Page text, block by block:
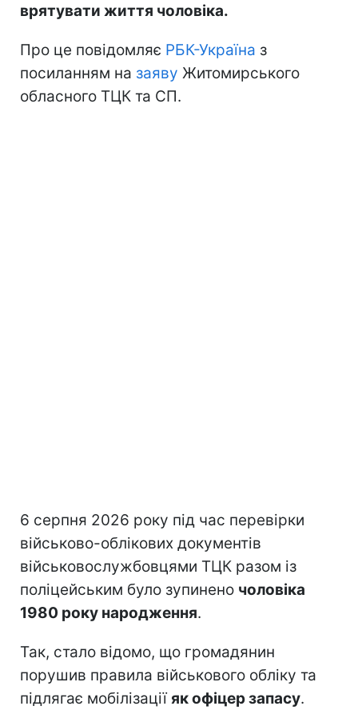
врятувати життя чоловіка.
Про це повідомляє РБК-Україна з
посиланням на заяву Житомирського
обласного ТЦК та СП.
6 серпня 2026 року під час перевірки
військово-облікових документів
військовослужбовцями ТЦК разом із
поліцейським було зупинено чоловіка
1980 року народження.
Так, стало відомо, що громадянин
порушив правила військового обліку та
підлягає мобілізаціїяк офіцер запасу.